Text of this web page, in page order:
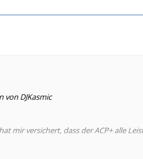
von DJKasmic
mir versichert, dass der ACP+ alle